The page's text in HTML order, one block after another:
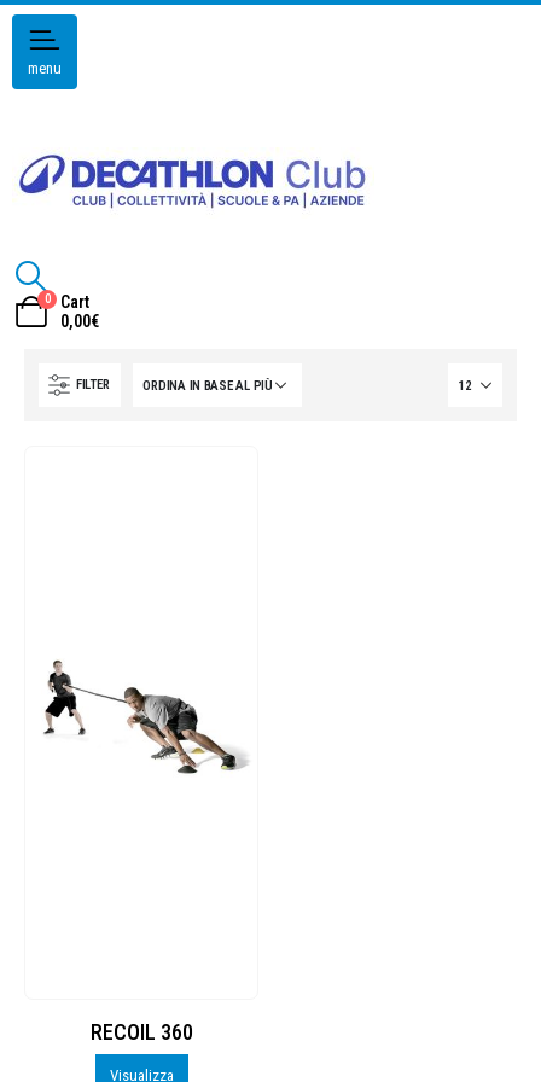
menu
0
Cart
0,00€
FILTER
RECOIL 360
Visualizza